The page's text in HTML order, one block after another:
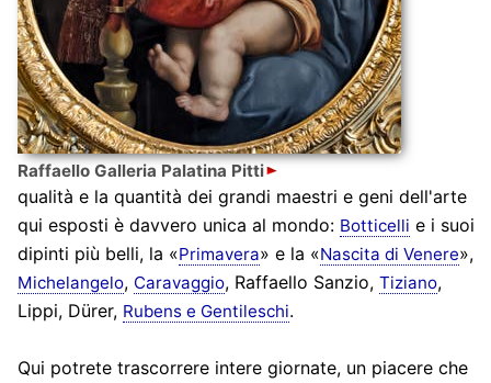
Raffaello Galleria Palatina Pitti
qualità e la quantità dei grandi maestri e geni dell'arte
qui esposti è davvero unica al mondo: Botticelli e i suoi
dipinti più belli, la «Primavera» e la «Nascita di Venere»,
Michelangelo, Caravaggio, Raffaello Sanzio, Tiziano,
Lippi, Dürer, Rubens e Gentileschi.
Qui potrete trascorrere intere giornate, un piacere che